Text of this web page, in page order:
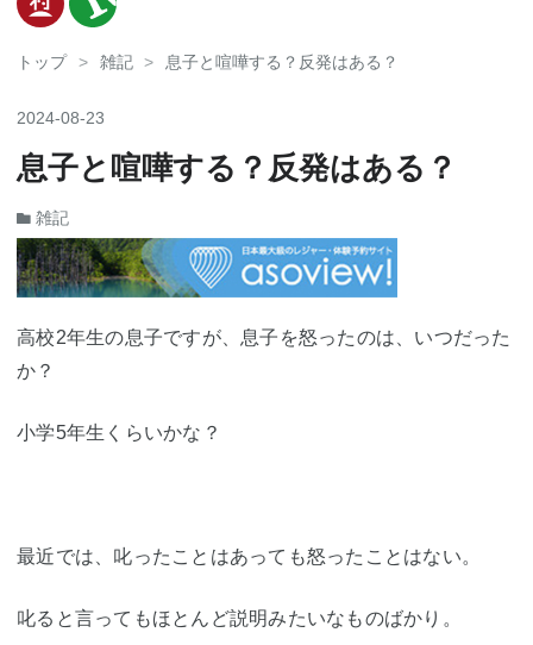
トップ > 雑記 > 息子と喧嘩する？反発はある？
2024-08-23
息子と喧嘩する？反発はある？
雑記
高校2年生の息子ですが、息子を怒ったのは、いつだった
か？
小学5年生くらいかな？
最近では、叱ったことはあっても怒ったことはない。
叱ると言ってもほとんど説明みたいなものばかり。